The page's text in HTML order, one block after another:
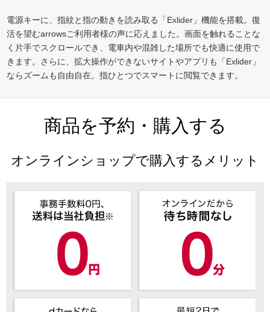
電源キーに、指紋と指の動きを読み取る「Exlider」機能を搭載。復
活を望むarrowsご利用者様の声に応えました。画面を触れることな
く片手でスクロールでき、電車内や混雑した場所でも快適に使用で
きます。さらに、拡大操作ができないサイトやアプリも「Exlider」
ならズームも自由自在。指ひとつでスマートに閲覧できます。
商品を予約・購入する
オンラインショップで購入するメリット